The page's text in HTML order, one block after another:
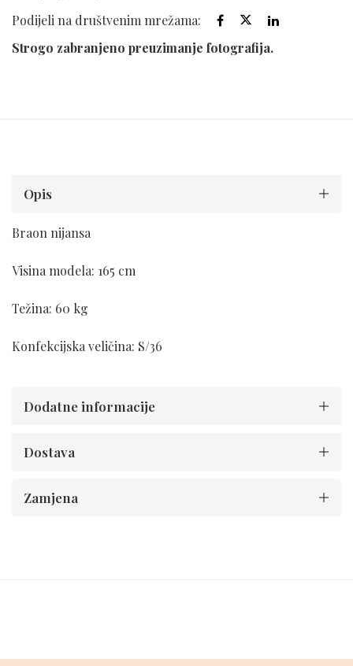
Podijeli na društvenim mrežama:
Strogo zabranjeno preuzimanje fotografija.
Opis
Braon nijansa
Visina modela: 165 cm
Težina: 60 kg
Konfekcijska veličina: S/36
Dodatne informacije
Dostava
Zamjena